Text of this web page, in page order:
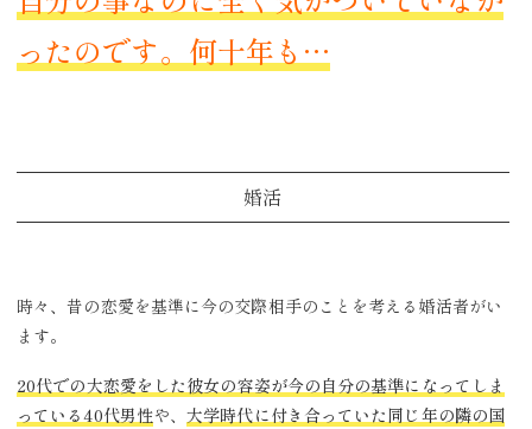
ったのです。何十年も…
婚活
時々、昔の恋愛を基準に今の交際相手のことを考える婚活者がい
ます。
20代での大恋愛をした彼女の容姿が今の自分の基準になってしま
っている40代男性や、大学時代に付き合っていた同じ年の隣の国